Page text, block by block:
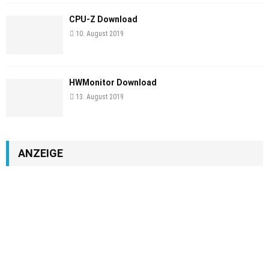
CPU-Z Download
10. August 2019
HWMonitor Download
13. August 2019
ANZEIGE